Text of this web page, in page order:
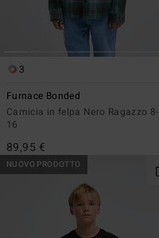
3
Furnace Bonded
Camicia in felpa Nero Ragazzo 8-
16
89,95 €
NUOVO PRODOTTO